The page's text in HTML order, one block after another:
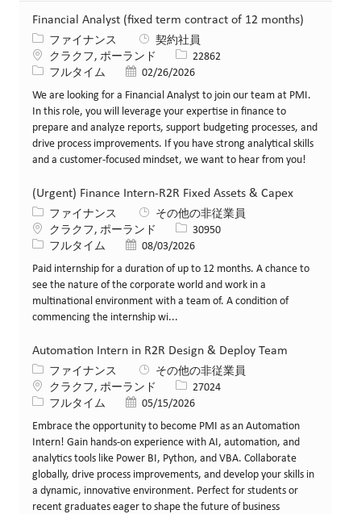
Financial Analyst (fixed term contract of 12 months)
カテゴリー
ファイナンス
契約社員
場所クラクフ, ポーランド 求人ID22862
役職フルタイム 投稿日02/26/2026
We are looking for a Financial Analyst to join our team at PMI.
In this role, you will leverage your expertise in finance to
prepare and analyze reports, support budgeting processes, and
drive process improvements. If you have strong analytical skills
and a customer-focused mindset, we want to hear from you!
(Urgent) Finance Intern-R2R Fixed Assets & Capex
カテゴリー
ファイナンス
その他の非従業員
場所クラクフ, ポーランド 求人ID30950
役職フルタイム 投稿日08/03/2026
Paid internship for a duration of up to 12 months. A chance to
see the nature of the corporate world and work in a
multinational environment with a team of. A condition of
commencing the internship wi...
Automation Intern in R2R Design & Deploy Team
カテゴリー
ファイナンス
その他の非従業員
場所クラクフ, ポーランド 求人ID27024
役職フルタイム 投稿日05/15/2026
Embrace the opportunity to become PMI as an Automation
Intern! Gain hands-on experience with AI, automation, and
analytics tools like Power BI, Python, and VBA. Collaborate
globally, drive process improvements, and develop your skills in
a dynamic, innovative environment. Perfect for students or
recent graduates eager to shape the future of business